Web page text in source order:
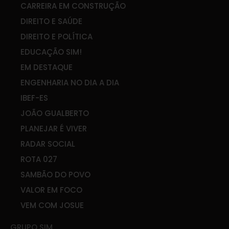
CARREIRA EM CONSTRUÇÃO
DIREITO E SAÚDE
DIREITO E POLÍTICA
EDUCAÇÃO SIM!
EM DESTAQUE
ENGENHARIA NO DIA A DIA
IBEF-ES
JOÃO GUALBERTO
PLANEJAR É VIVER
RADAR SOCIAL
ROTA 027
SAMBÃO DO POVO
VALOR EM FOCO
VEM COM JOSUE